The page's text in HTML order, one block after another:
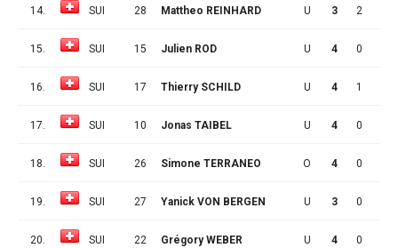
14. SUI 28 Mattheo REINHARD U 3 2
15. SUI 15 Julien ROD U 4 0
16. SUI 17 Thierry SCHILD U 4 1
17. SUI 10 Jonas TAIBEL U 4 0
18. SUI 26 Simone TERRANEO O 4 0
19. SUI 27 Yanick VON BERGEN U 3 0
20. SUI 22 Grégory WEBER U 4 0